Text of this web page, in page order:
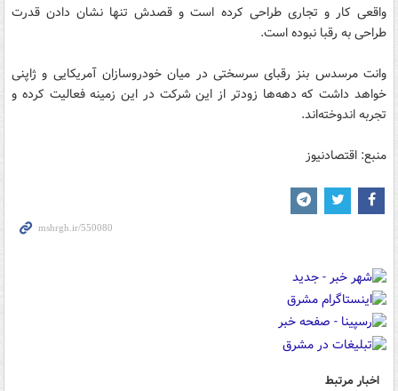
واقعی کار و تجاری طراحی کرده است و قصدش تنها نشان دادن قدرت
طراحی به رقبا نبوده است.
وانت مرسدس بنز رقبای سرسختی در میان خودروسازان آمریکایی و ژاپنی
خواهد داشت که دهه‌ها زودتر از این شرکت در این زمینه فعالیت کرده و
تجربه اندوخته‌اند.
منبع: اقتصادنیوز
اخبار مرتبط